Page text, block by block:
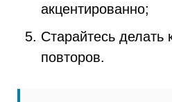
акцентированно;
Старайтесь
повторов.